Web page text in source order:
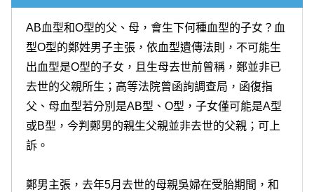
AB血型和O型的父、母，會生下何種血型的子女？血
型O型的鄭姓男子主張，依血型遺傳法則，不可能生
出血型是O型的子女，且生母去世前曾稱，鄭並非已
去世的父親所生；高等法院曾函詢調查局，函復指
父、母血型若分別是AB型、O型，子女僅可能是A型
或B型，今判鄭男的親生父親並非去世的父親；可上
訴。
鄭男主張，去年5月去世的母親吳婦在受胎期間，和